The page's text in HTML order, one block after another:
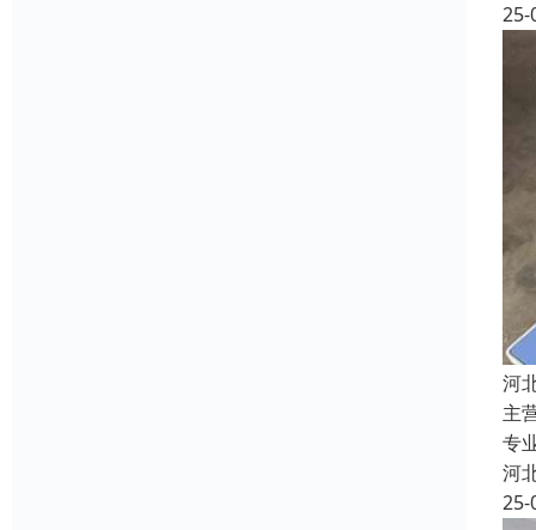
25-
河
主
专
河
25-